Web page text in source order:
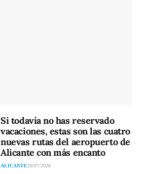
Si todavía no has reservado
vacaciones, estas son las cuatro
nuevas rutas del aeropuerto de
Alicante con más encanto
ALICANTE20/07/2026